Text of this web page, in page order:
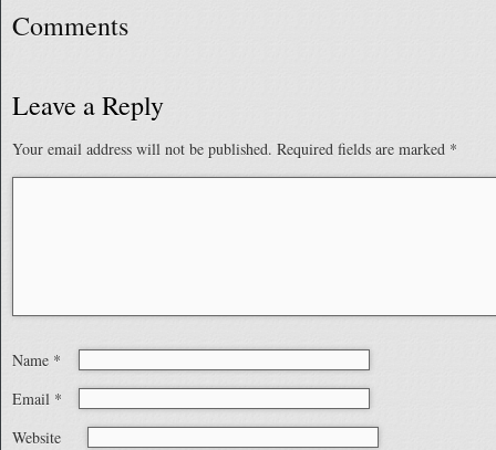
Comments
Leave a Reply
Your email address will not be published. Required fields are marked *
Name *
Email *
Website